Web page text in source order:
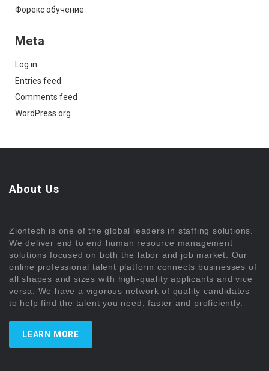
Форекс обучение
Meta
Log in
Entries feed
Comments feed
WordPress.org
About Us
Ziontech is one of the global leaders in staffing solutions.
We deliver end to end human resource management
solutions focused on both the labor and job market. Our
online professional talent platform connects businesses of
all shapes and sizes with high-quality applicants and vice
versa. We have a vigorous network of quality candidates
to help find the talent you need, faster and proficiently.
LEARN MORE